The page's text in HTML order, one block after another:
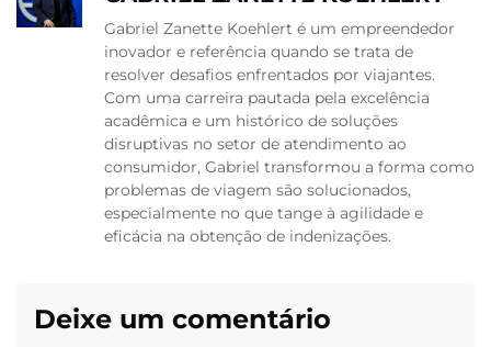
Gabriel Zanette Koehlert é um empreendedor
inovador e referência quando se trata de
resolver desafios enfrentados por viajantes.
Com uma carreira pautada pela excelência
acadêmica e um histórico de soluções
disruptivas no setor de atendimento ao
consumidor, Gabriel transformou a forma como
problemas de viagem são solucionados,
especialmente no que tange à agilidade e
eficácia na obtenção de indenizações.
Deixe um comentário